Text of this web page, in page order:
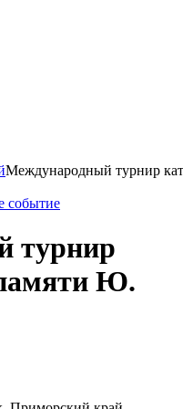
Международный турнир
событие
турнир
Ю.